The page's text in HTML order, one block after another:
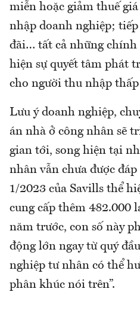
miễn hoặc giảm thuế
nhập doanh nghiệp;
đãi… tất cả những chính
hiện sự quyết tâm phát
cho người thu nhập
Lưu ý doanh nghiệp,
án nhà ở công nhân sẽ
gian tới, song hiện tại
nhân vẫn chưa được
1/2023 của Savills thể
cung cấp thêm 482.000
năm trước, con số này
động lớn ngay từ quý
nghiệp tư nhân có thể
phân khúc nói trên”.